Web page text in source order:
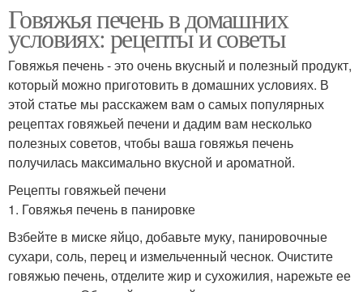
Говяжья печень в домашних
условиях: рецепты и советы
Говяжья печень - это очень вкусный и полезный продукт,
который можно приготовить в домашних условиях. В
этой статье мы расскажем вам о самых популярных
рецептах говяжьей печени и дадим вам несколько
полезных советов, чтобы ваша говяжья печень
получилась максимально вкусной и ароматной.
Рецепты говяжьей печени
1. Говяжья печень в панировке
Взбейте в миске яйцо, добавьте муку, панировочные
сухари, соль, перец и измельченный чеснок. Очистите
говяжью печень, отделите жир и сухожилия, нарежьте ее